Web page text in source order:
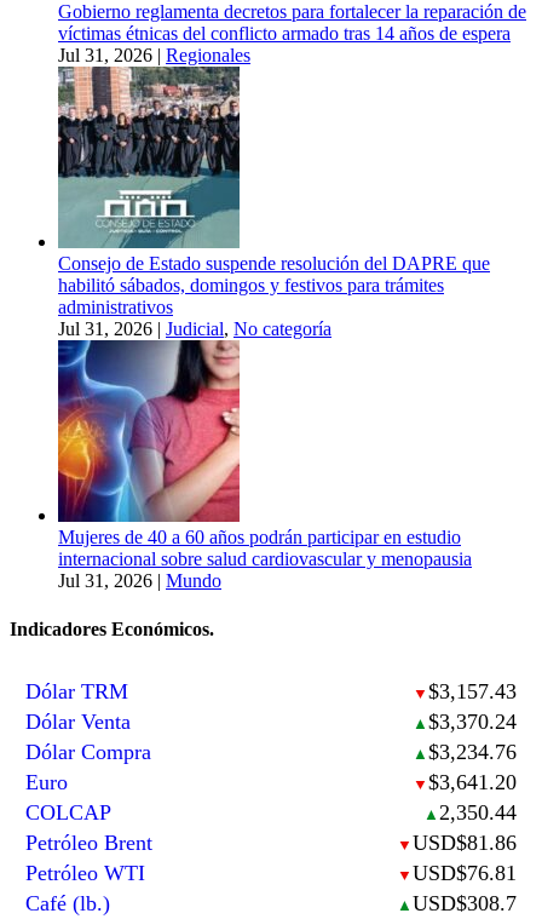
Gobierno reglamenta decretos para fortalecer la reparación de
víctimas étnicas del conflicto armado tras 14 años de espera
Jul 31, 2026 | Regionales
Consejo de Estado suspende resolución del DAPRE que
habilitó sábados, domingos y festivos para trámites
administrativos
Jul 31, 2026 | Judicial, No categoría
Mujeres de 40 a 60 años podrán participar en estudio
internacional sobre salud cardiovascular y menopausia
Jul 31, 2026 | Mundo
Indicadores Económicos.
Dólar TRM ▼ $3,157.43
Dólar Venta
▲ $3,370.24
Dólar Compra
▲ $3,234.76
Euro
▼ $3,641.20
COLCAP
▲ 2,350.44
Petróleo Brent
▼ USD$81.86
Petróleo WTI
▼ USD$76.81
Café (lb.)
▲ USD$308.7